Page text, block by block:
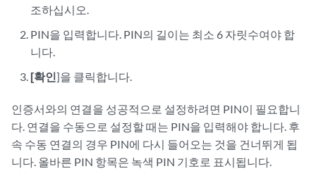
조하십시오.
PIN을 입력합니다. PIN의 길이는 최소 6 자릿수여야 합
니다.
[확인]을 클릭합니다.
인증서와의 연결을 성공적으로 설정하려면 PIN이 필요합니
다. 연결을 수동으로 설정할 때는 PIN을 입력해야 합니다. 후
속 수동 연결의 경우 PIN에 다시 들어오는 것을 건너뛰게 됩
니다. 올바른 PIN 항목은 녹색 PIN 기호로 표시됩니다.